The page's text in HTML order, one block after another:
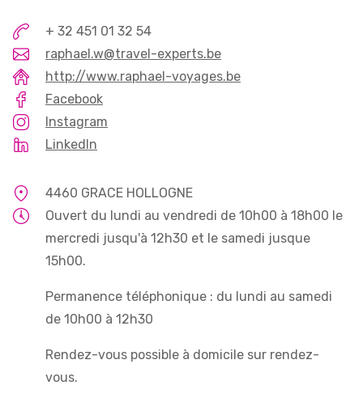
+ 32 451 01 32 54
raphael.w@travel-experts.be
http://www.raphael-voyages.be
Facebook
Instagram
LinkedIn
4460 GRACE HOLLOGNE
Ouvert du lundi au vendredi de 10h00 à 18h00 le
mercredi jusqu'à 12h30 et le samedi jusque
15h00.
Permanence téléphonique : du lundi au samedi
de 10h00 à 12h30
Rendez-vous possible à domicile sur rendez-
vous.